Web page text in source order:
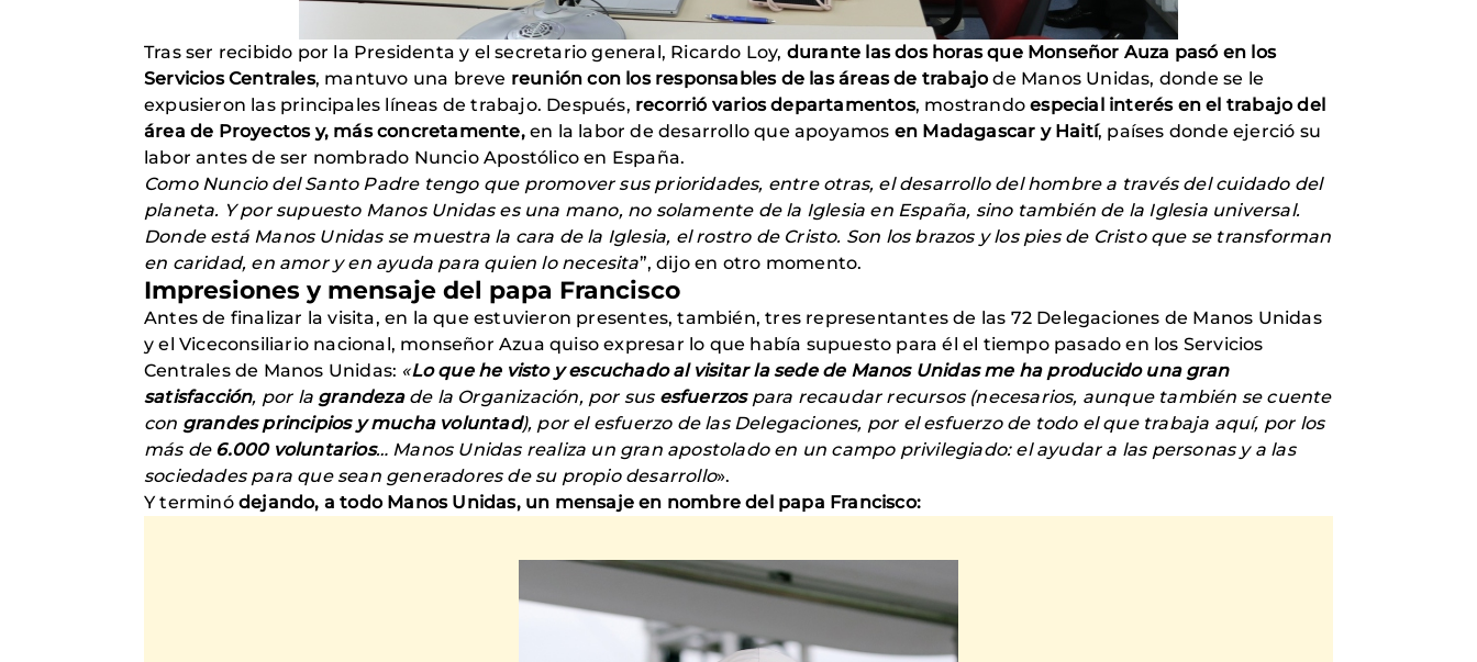
Tras ser recibido por la Presidenta y el secretario general, Ricardo Loy, durante las dos horas que Monseñor Auza pasó en los
Servicios Centrales, mantuvo una breve reunión con los responsables de las áreas de trabajode Manos Unidas, donde se le
expusieron las principales líneas de trabajo. Después, recorrió varios departamentos, mostrandoespecial interés en el trabajo del
área de Proyectos y, más concretamente,en la labor de desarrollo que apoyamos en Madagascar y Haití, países donde ejerció su
labor antes de ser nombrado Nuncio Apostólico en España.
Como Nuncio del Santo Padre tengo que promover sus prioridades, entre otras, el desarrollo del hombre a través del cuidado del
planeta. Y por supuesto Manos Unidas es una mano, no solamente de la Iglesia en España, sino también de la Iglesia universal.
Donde está Manos Unidas se muestra la cara de la Iglesia, el rostro de Cristo. Son los brazos y los pies de Cristo que se transforman
en caridad, en amor y en ayuda para quien lo necesita”, dijo en otro momento.
Impresiones y mensaje del papa Francisco
Antes de finalizar la visita, en la que estuvieron presentes, también, tres representantes de las 72 Delegaciones de Manos Unidas
y el Viceconsiliario nacional, monseñor Azua quiso expresar lo que había supuesto para él el tiempo pasado en los Servicios
Centrales de Manos Unidas: «Lo que he visto y escuchado al visitar la sede de Manos Unidas me ha producido una gran
satisfacción, por la grandeza de la Organización, por sus esfuerzos para recaudar recursos (necesarios, aunque también se cuente
con grandes principios y mucha voluntad), por el esfuerzo de las Delegaciones, por el esfuerzo de todo el que trabaja aquí, por los
más de 6.000 voluntarios… Manos Unidas realiza un gran apostolado en un campo privilegiado: el ayudar a las personas y a las
sociedades para que sean generadores de su propio desarrollo».
Y terminó dejando, a todo Manos Unidas, un mensaje en nombre del papa Francisco: